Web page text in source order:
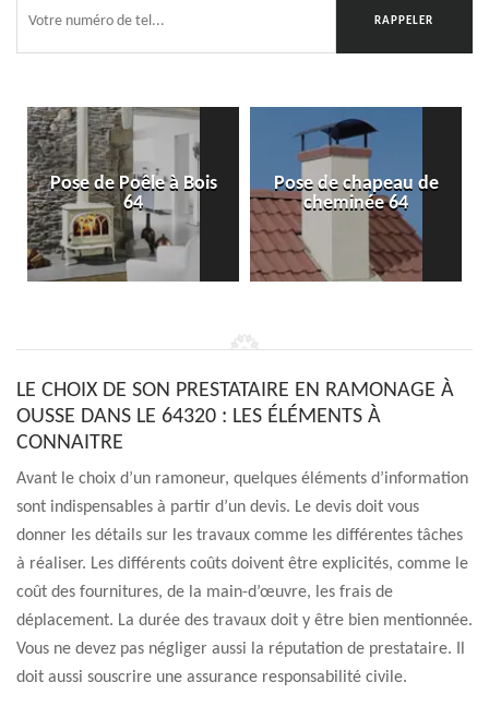
Pose de Poêle à Bois
64
Pose de chapeau de
cheminée 64
LE CHOIX DE SON PRESTATAIRE EN RAMONAGE À
OUSSE DANS LE 64320 : LES ÉLÉMENTS À
CONNAITRE
Avant le choix d’un ramoneur, quelques éléments d’information
sont indispensables à partir d’un devis. Le devis doit vous
donner les détails sur les travaux comme les différentes tâches
à réaliser. Les différents coûts doivent être explicités, comme le
coût des fournitures, de la main-d’œuvre, les frais de
déplacement. La durée des travaux doit y être bien mentionnée.
Vous ne devez pas négliger aussi la réputation de prestataire. Il
doit aussi souscrire une assurance responsabilité civile.